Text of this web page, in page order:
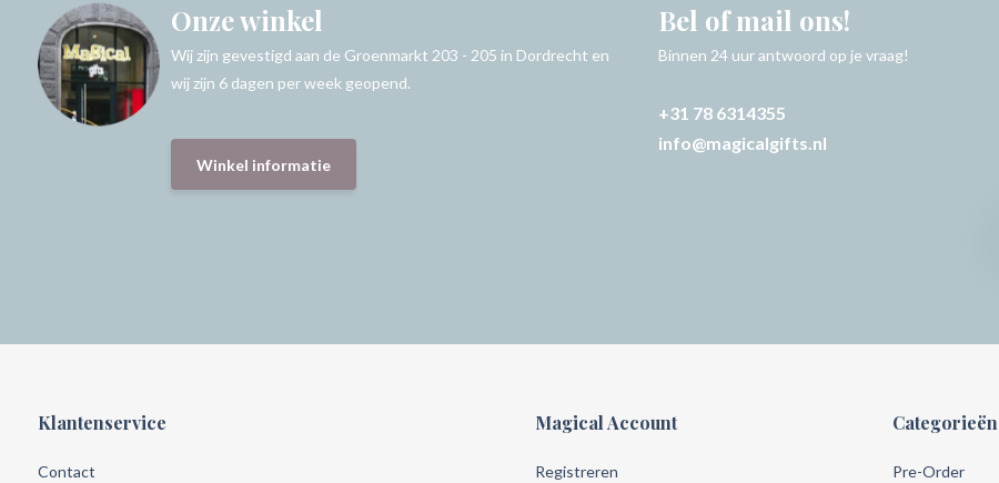
Onze winkel
Wij zijn gevestigd aan de Groenmarkt 203 - 205 in Dordrecht en
wij zijn 6 dagen per week geopend.
Winkel informatie
Bel of mail ons!
Binnen 24 uur antwoord op je vraag!
+31 78 6314355
info@magicalgifts.nl
Klantenservice
Contact
Magical Account
Registreren
Categorieën
Pre-Order